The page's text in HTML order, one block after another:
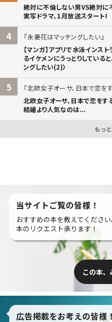
絶対に不倫しない男VS絶対に
実写ドラマ、1月放送スタート!
4
永妻花はマッチングしたい
【マンガ】アプリで水泳インス
るイケメンにうっとりしている
ングしたい(2)〉
5
北欧女子オーサ、日本で恋をす
北欧女子オーサ、日本で恋をす
結婚より人気なのは...
もっ
当サイトご覧の皆様！
おすすめの本を教えてください
本のリクエスト承ります！
この本
広告掲載をお考えの皆様！